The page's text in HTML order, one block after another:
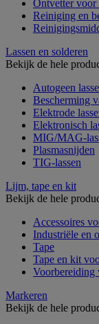
Ontvetter voor
Reiniging en
Lassen en solderen
Bekijk de hele
Autogeen
Bescherming
Elektrode
Elektronisch
MIG/MAG-
Plasmasnijden
TIG-lassen
Lijm, tape en kit
Bekijk de hele
Accessoires
Industriële en
Tape
Tape en kit
Voorbereiding
Markeren
Bekijk de hele